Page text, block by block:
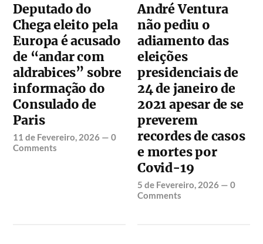
Deputado do
Chega eleito pela
Europa é acusado
de “andar com
aldrabices” sobre
informação do
Consulado de
Paris
11 de Fevereiro, 2026 —0
Comments
André Ventura
não pediu o
adiamento das
eleições
presidenciais de
24 de janeiro de
2021 apesar de se
preverem
recordes de casos
e mortes por
Covid-19
5 de Fevereiro, 2026 —0
Comments